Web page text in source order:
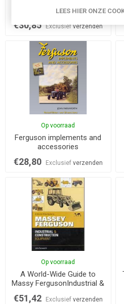
Prospekte 1976 - 1985
€30,85 Exclusiefverzenden
Op voorraad
Ferguson implements and
accessories
€28,80 Exclusief verzenden
Op voorraad
A World-Wide Guide to
Massy FergusonIndustrial &
€51,42 Exclusief verzenden
LEES HIER ONZE